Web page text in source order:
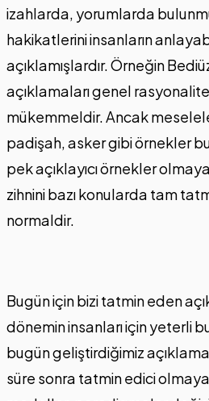
izahlarda, yorumlarda
hakikatlerini insanların
açıklamışlardır. Örneğin
açıklamaları genel rasyonalite
mükemmeldir. Ancak
padişah, asker gibi örnekler
pek açıklayıcı örnekler
zihnini bazı konularda tam
normaldir.
Bugün için bizi tatmin eden
dönemin insanları için yeterli
bugün geliştirdiğimiz
süre sonra tatmin edici